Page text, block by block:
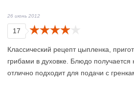
26 июнь 2012
17
Классический рецепт цыпленка,
грибами в духовке. Блюдо
отлично подходит для подачи с